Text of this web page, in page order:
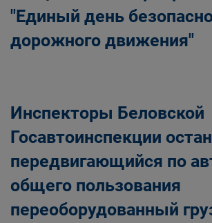
"Единый день
дорожного движения"
Инспекторы Беловской
Госавтоинспекции
передвигающийся по
общего пользования
переоборудованный